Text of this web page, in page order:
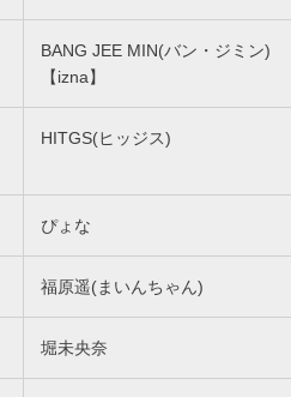
BANG JEE MIN(バン・ジミン)
【izna】
HITGS(ヒッジス)
ぴょな
福原遥(まいんちゃん)
堀未央奈